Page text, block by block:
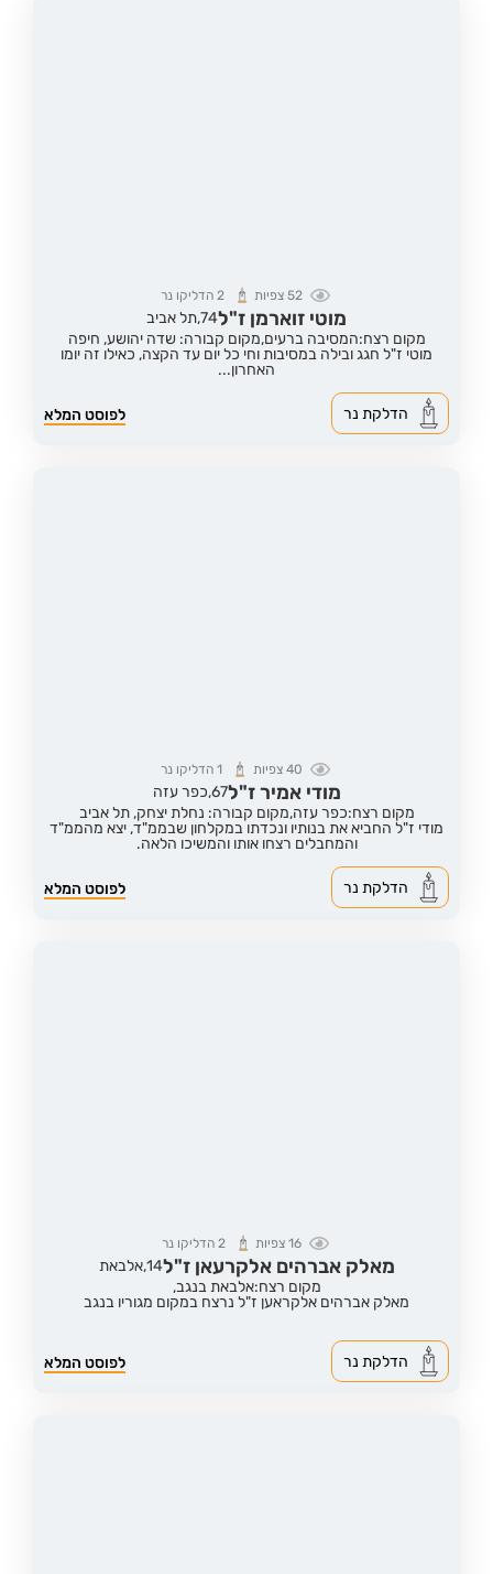
52צפיות 2 הדליקו נר
מוטי זוארמן ז"ל74,תל אביב
מקום רצח:המסיבה ברעים,מקום קבורה: שדה יהושע, חיפה
מוטי ז"ל חגג ובילה במסיבות וחי כל יום עד הקצה, כאילו זה יומו
האחרון...
לפוסט המלא הדלקת נר
40 צפיות 1הדליקו נר
מודי אמיר ז"ל67, כפר עזה
מקום רצח:כפר עזה,מקום קבורה: נחלת יצחק, תל אביב
מודי ז"ל החביא את בנותיו ונכדתו במקלחון שבממ"ד, יצא מהממ"ד
והמחבלים רצחו אותו והמשיכו הלאה.
לפוסט המלא הדלקת נר
16צפיות 2 הדליקו נר
מאלק אברהים אלקרעאן ז"ל14,אלבאת
מקום רצח:אלבאת בנגב,
מאלק אברהים אלקראען ז"ל נרצח במקום מגוריו בנגב
לפוסט המלא הדלקת נר